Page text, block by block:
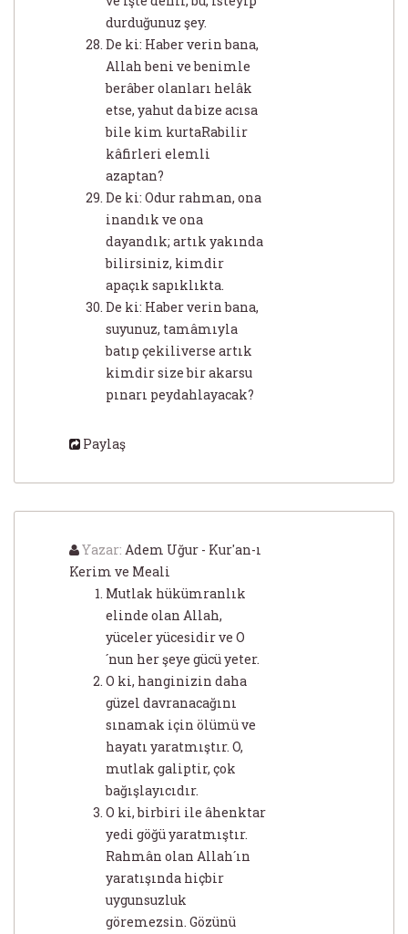
durduğunuz şey.
De ki: Haber verin bana,
Allah beni ve benimle
berâber olanları helâk
etse, yahut da bize acısa
bile kim kurtaRabilir
kâfirleri elemli
azaptan?
De ki: Odur rahman, ona
inandık ve ona
dayandık; artık yakında
bilirsiniz, kimdir
apaçık sapıklıkta.
De ki: Haber verin bana,
suyunuz, tamâmıyla
batıp çekiliverse artık
kimdir size bir akarsu
pınarı peydahlayacak?
Paylaş
Yazar: Adem Uğur - Kur'an-ı
Kerim ve Meali
Mutlak hükümranlık
elinde olan Allah,
yüceler yücesidir ve O
´nun her şeye gücü yeter.
O ki, hanginizin daha
güzel davranacağını
sınamak için ölümü ve
hayatı yaratmıştır. O,
mutlak galiptir, çok
bağışlayıcıdır.
O ki, birbiri ile âhenktar
yedi göğü yaratmıştır.
Rahmân olan Allah´ın
yaratışında hiçbir
uygunsuzluk
göremezsin. Gözünü